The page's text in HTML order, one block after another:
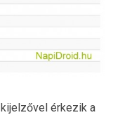
kijelzővel érkezik a